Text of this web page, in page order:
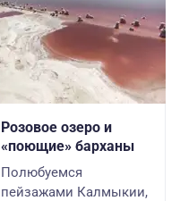
Розовое озеро и
«поющие» барханы
Полюбуемся
пейзажами Калмыкии,